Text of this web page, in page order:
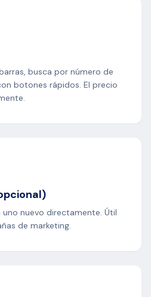
busca por número de
botones rápidos. El precio
nuevo directamente. Útil
de marketing.